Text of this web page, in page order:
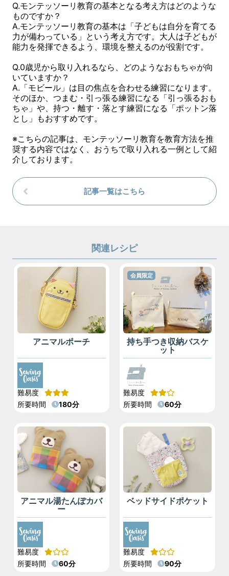
Q.モンテッソーリ教育の基本となる考え方はどのような
ものですか？
A.モンテッソーリ教育の基本は「子どもは自分を育てる
力が備わっている」という考え方です。大人は子どもが
能力を発揮できるよう、環境を整えるのが役割です。
Q.0歳児から取り入れるなら、どのようなおもちゃが向
いていますか？
A.「モビール」は目の焦点を合わせる練習になります。
そのほか、つまむ・引っ張る練習になる「引っ張るおも
ちゃ」や、持つ・離す・落とす練習になる「ポットン落
とし」もおすすめです。
※こちらの記事は、モンテッソーリ教育を教育方法を推
奨する内容ではなく、おうちで取り入れる一例として紹
介しております。
記事一覧はこちら
関連レシピ
アニマルポーチ
難易度
所要時間
180分
持ち手つき収納バスケ
ット
会員限定
難易度
所要時間
60分
アニマル湯たんぽカバ
ー
難易度
所要時間
60分
ベッドサイドポケット
難易度
所要時間
90分